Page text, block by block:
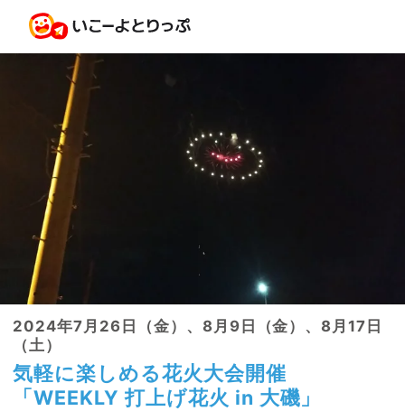
2024年7月26日（金）、8月9日（金）、8月17日
（土）
気軽に楽しめる花火大会開催
「WEEKLY 打上げ花火 in 大磯」